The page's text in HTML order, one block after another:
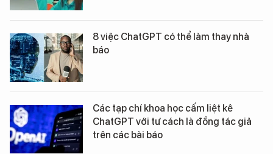
8 việc ChatGPT có thể làm thay nhà
báo
Các tạp chí khoa học cấm liệt kê
ChatGPT với tư cách là đồng tác giả
trên các bài báo